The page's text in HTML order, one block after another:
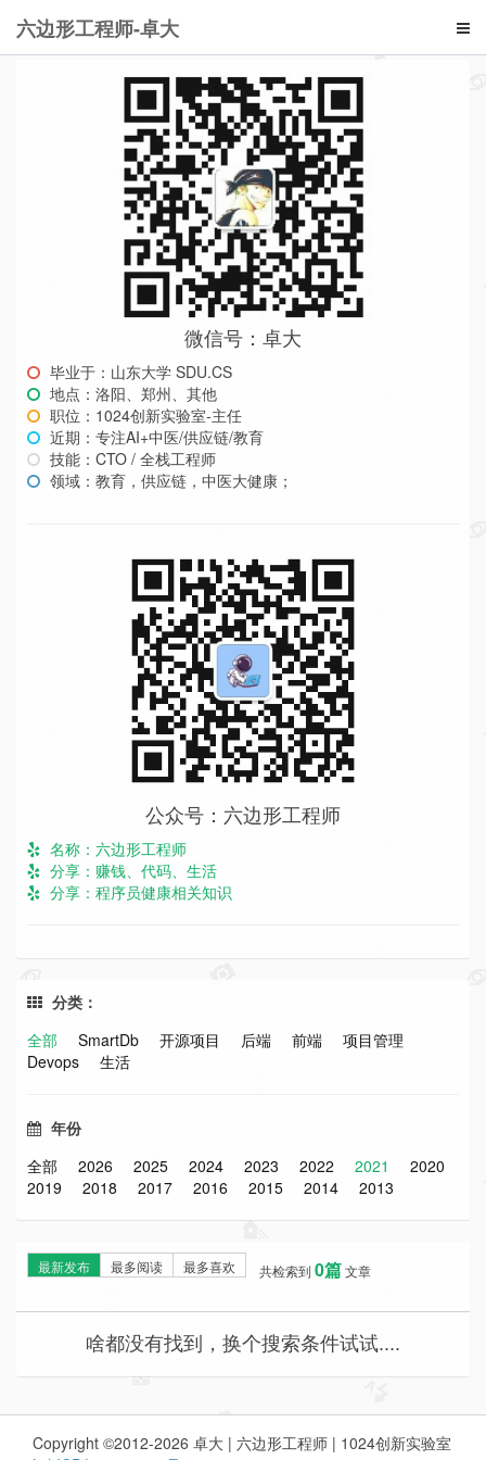
六边形工程师-卓大
微信号：卓大
毕业于：山东大学 SDU.CS
地点：洛阳、郑州、其他
职位：1024创新实验室-主任
近期：专注AI+中医/供应链/教育
技能：CTO / 全栈工程师
领域：教育，供应链，中医大健康；
公众号：六边形工程师
名称：六边形工程师
分享：赚钱、代码、生活
分享：程序员健康相关知识
分类：
全部
SmartDb 开源项目 后端 前端
项目管理
Devops
生活
年份
全部
2026 2025 2024 2023 2022 2021
2020
2019
2018 2017 2016 2015 2014 2013
最新发布 最多阅读 最多喜欢 共检索到 0篇文章
啥都没有找到，换个搜索条件试试....
Copyright ©2012-2026 卓大 | 六边形工程师 | 1024创新实验室